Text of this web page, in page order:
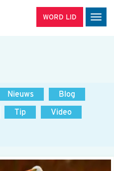
WORD LID
Nieuws
Blog
Tip
Video